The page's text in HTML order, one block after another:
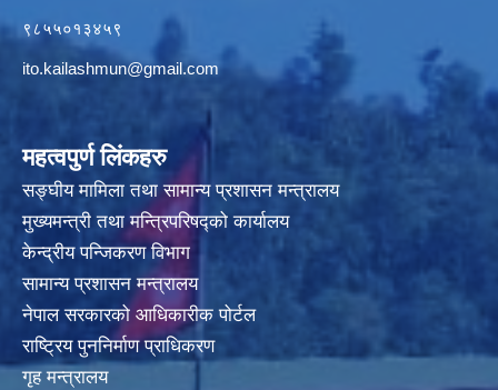
९८५५०१३४५९
ito.kailashmun@gmail.com
महत्वपुर्ण लिंकहरु
सङ्घीय मामिला तथा सामान्य प्रशासन मन्त्रालय
मुख्यमन्त्री तथा मन्त्रिपरिषद्‍को कार्यालय
केन्द्रीय पन्जिकरण विभाग
सामान्य प्रशासन मन्त्रालय
नेपाल सरकारको आधिकारीक पोर्टल
राष्ट्रिय पुननिर्माण प्राधिकरण
गृह मन्त्रालय